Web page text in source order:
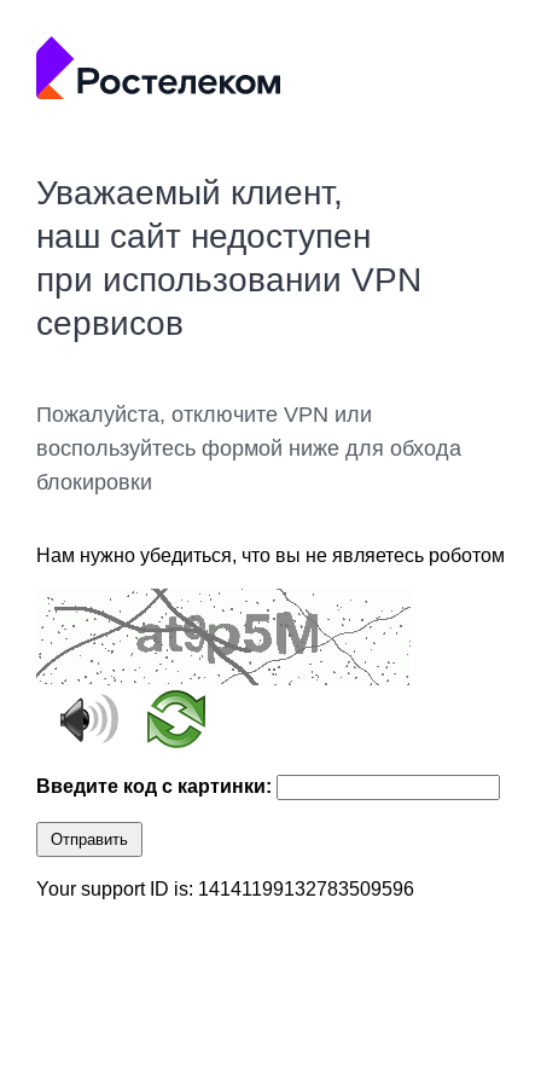
Уважаемый клиент,
наш сайт недоступен
при использовании VPN
сервисов
Пожалуйста, отключите VPN или
воспользуйтесь формой ниже для обхода
блокировки
Нам нужно убедиться, что вы не являетесь роботом
Введите код с картинки:
Отправить
Your support ID is: 14141199132783509596